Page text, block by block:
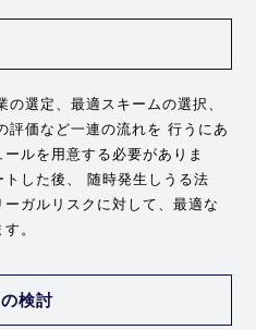
選定、最適スキームの選択、
評価など一連の流れを 行うにあ
ルを用意する必要がありま
した後、 随時発生しうる法
ガルリスクに対して、最適な
。
検討